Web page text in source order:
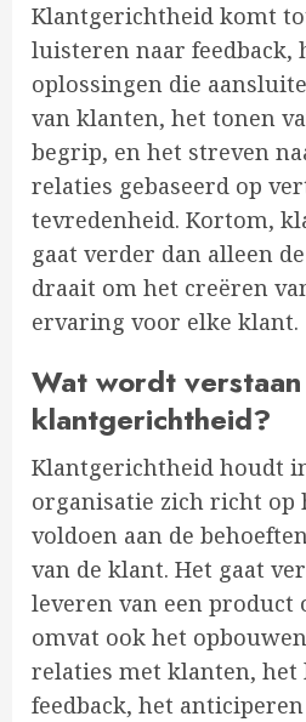
Klantgerichtheid komt
luisteren naar feedback,
oplossingen die
van klanten, het tonen
begrip, en het streven
relaties gebaseerd op
tevredenheid. Kortom,
gaat verder dan alleen
draait om het creëren
ervaring voor elke klant.
Wat wordt
klantgerichtheid?
Klantgerichtheid houdt
organisatie zich richt op
voldoen aan de
van de klant. Het gaat
leveren van een product
omvat ook het
relaties met klanten,
feedback, het